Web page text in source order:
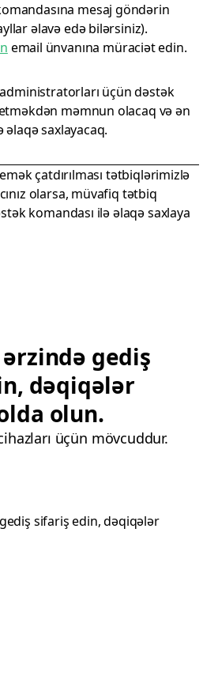
mesaj göndərin
əlavə edə bilərsiniz).
email ünvanına müraciət edin.
administratorları üçün dəstək
məmnun olacaq və ən
əlaqə saxlayacaq.
çatdırılması tətbiqlərimizlə
olarsa, müvafiq tətbiq
komandası ilə əlaqə saxlaya
gediş
dəqiqələr
olun.
üçün mövcuddur.